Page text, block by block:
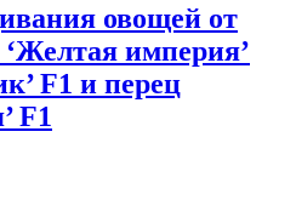
овощей от
империя’
F1 и перец
F1